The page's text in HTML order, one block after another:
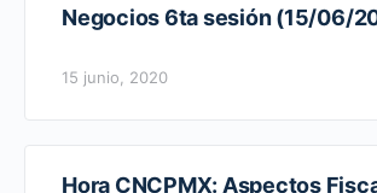
Negocios 6ta sesión (15/06/
15 junio, 2020
Hora CNCPMX: Aspectos